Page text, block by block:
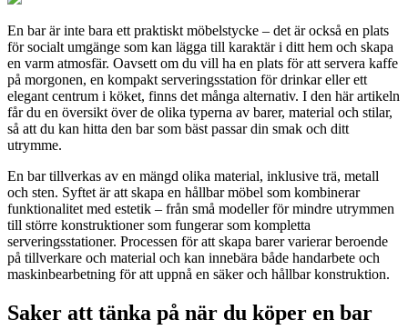
En bar är inte bara ett praktiskt möbelstycke – det är också en plats
för socialt umgänge som kan lägga till karaktär i ditt hem och skapa
en varm atmosfär. Oavsett om du vill ha en plats för att servera kaffe
på morgonen, en kompakt serveringsstation för drinkar eller ett
elegant centrum i köket, finns det många alternativ. I den här artikeln
får du en översikt över de olika typerna av barer, material och stilar,
så att du kan hitta den bar som bäst passar din smak och ditt
utrymme.
En bar tillverkas av en mängd olika material, inklusive trä, metall
och sten. Syftet är att skapa en hållbar möbel som kombinerar
funktionalitet med estetik – från små modeller för mindre utrymmen
till större konstruktioner som fungerar som kompletta
serveringsstationer. Processen för att skapa barer varierar beroende
på tillverkare och material och kan innebära både handarbete och
maskinbearbetning för att uppnå en säker och hållbar konstruktion.
Saker att tänka på när du köper en bar